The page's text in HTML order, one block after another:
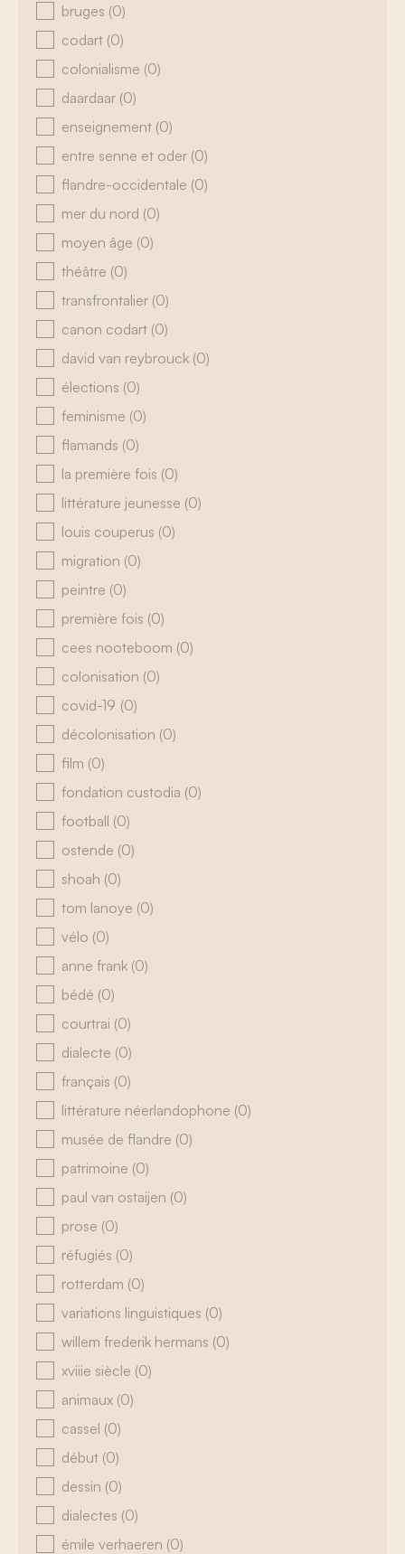
bruges (0)
codart (0)
colonialisme (0)
daardaar (0)
enseignement (0)
entre senne et oder (0)
flandre-occidentale (0)
mer du nord (0)
moyen âge (0)
théâtre (0)
transfrontalier (0)
canon codart (0)
david van reybrouck (0)
élections (0)
feminisme (0)
flamands (0)
la première fois (0)
littérature jeunesse (0)
louis couperus (0)
migration (0)
peintre (0)
première fois (0)
cees nooteboom (0)
colonisation (0)
covid-19 (0)
décolonisation (0)
film (0)
fondation custodia (0)
football (0)
ostende (0)
shoah (0)
tom lanoye (0)
vélo (0)
anne frank (0)
bédé (0)
courtrai (0)
dialecte (0)
français (0)
littérature néerlandophone (0)
musée de flandre (0)
patrimoine (0)
paul van ostaijen (0)
prose (0)
réfugiés (0)
rotterdam (0)
variations linguistiques (0)
willem frederik hermans (0)
xviiie siècle (0)
animaux (0)
cassel (0)
début (0)
dessin (0)
dialectes (0)
émile verhaeren (0)